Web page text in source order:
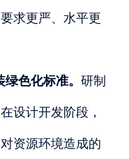
求更严、水平更
色化标准。 研制
设计开发阶段，
资源环境造成的